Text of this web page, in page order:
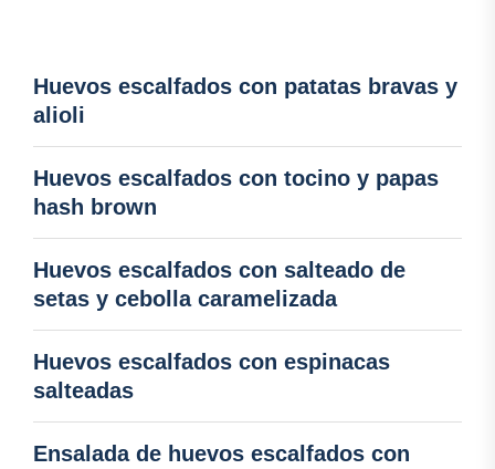
Huevos escalfados con patatas bravas y
alioli
Huevos escalfados con tocino y papas
hash brown
Huevos escalfados con salteado de
setas y cebolla caramelizada
Huevos escalfados con espinacas
salteadas
Ensalada de huevos escalfados con